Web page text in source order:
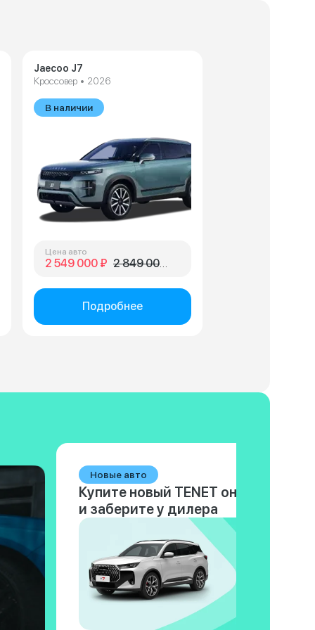
Jaecoo J7
Кроссовер • 2026
В наличии
Цена авто
2 549 000 ₽ 2 849 000 ₽
Подробнее
Новые авто
Купите новый TENET онлайн
и заберите у дилера